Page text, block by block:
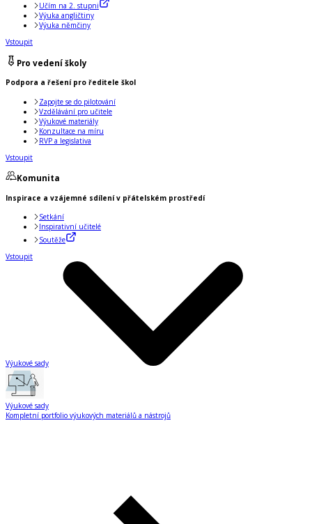
Učím na 2. stupni
Výuka angličtiny
Výuka němčiny
Vstoupit
Pro vedení školy
Podpora a řešení pro ředitele škol
Zapojte se do pilotování
Vzdělávání pro učitele
Výukové materiály
Konzultace na míru
RVP a legislativa
Vstoupit
Komunita
Inspirace a vzájemné sdílení v přátelském prostředí
Setkání
Inspirativní učitelé
Soutěže
Vstoupit
Výukové sady
Výukové sady
Kompletní portfolio výukových materiálů a nástrojů